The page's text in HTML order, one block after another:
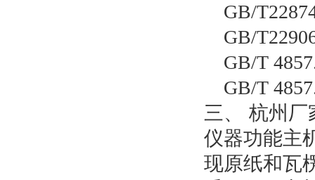
GB/
GB/
GB/T
GB/T
三、
杭州厂
仪器功能主
现原纸和瓦